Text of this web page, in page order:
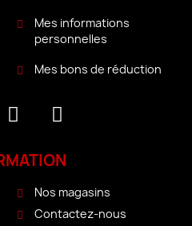
Mes informations
personnelles
Mes bons de réduction
Nos magasins
Contactez-nous